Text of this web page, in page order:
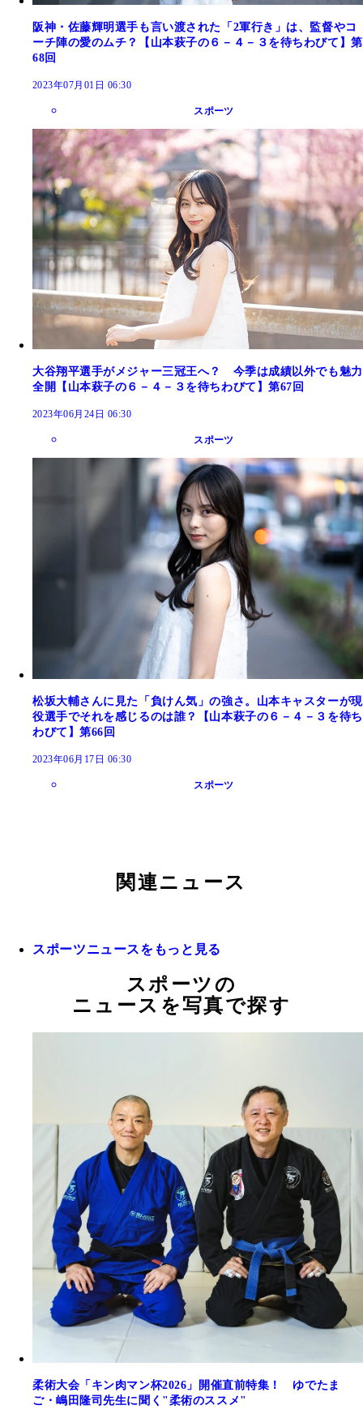
阪神・佐藤輝明選手も言い渡された「2軍行き」は、監督やコ
ーチ陣の愛のムチ？【山本萩子の６－４－３を待ちわびて】第
68回
2023年07月01日 06:30
スポーツ
大谷翔平選手がメジャー三冠王へ？ 今季は成績以外でも魅力
全開【山本萩子の６－４－３を待ちわびて】第67回
2023年06月24日 06:30
スポーツ
松坂大輔さんに見た「負けん気」の強さ。山本キャスターが現
役選手でそれを感じるのは誰？【山本萩子の６－４－３を待ち
わびて】第66回
2023年06月17日 06:30
スポーツ
関連ニュース
スポーツニュースをもっと見る
スポーツの
ニュースを写真で探す
柔術大会「キン肉マン杯2026」開催直前特集！ ゆでたま
ご・嶋田隆司先生に聞く"柔術のススメ"